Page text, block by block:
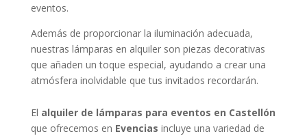
eventos.
Además de proporcionar la iluminación adecuada,
nuestras lámparas en alquiler son piezas decorativas
que añaden un toque especial, ayudando a crear una
atmósfera inolvidable que tus invitados recordarán.
El alquiler de lámparas para eventos en Castellón
que ofrecemos en Evencias incluye una variedad de